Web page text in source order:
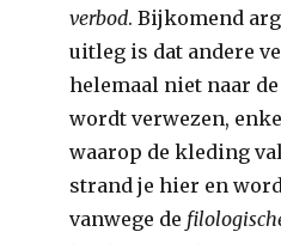
verbod. Bijkomend
uitleg is dat andere
helemaal niet naar
wordt verwezen,
waarop de kleding
strand je hier en
vanwege de